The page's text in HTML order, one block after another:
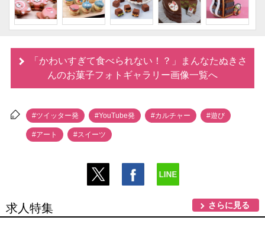
「かわいすぎて食べられない！？」まんなたぬきさ
んのお菓子フォトギャラリー画像一覧へ
#ツイッター発 #YouTube発 #カルチャー #遊び
#アート #スイーツ
求人特集 さらに見る